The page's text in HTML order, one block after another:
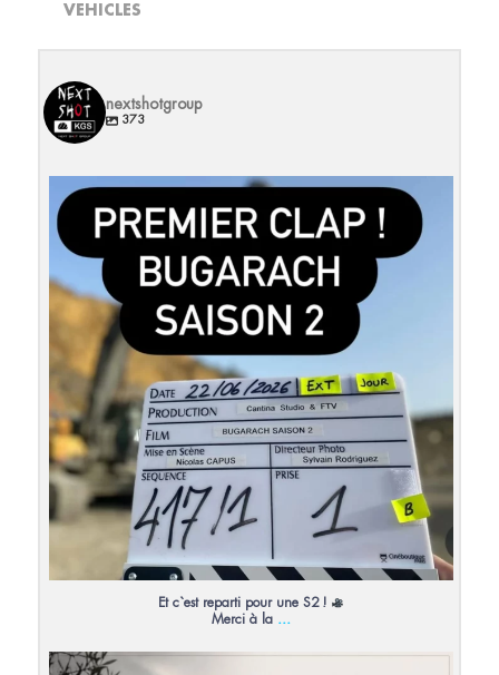
VEHICLES
nextshotgroup
373
Et c`est reparti pour une S2 !
Merci à la...
27 0
Et c`est reparti pour une S2 !
Merci à la ...